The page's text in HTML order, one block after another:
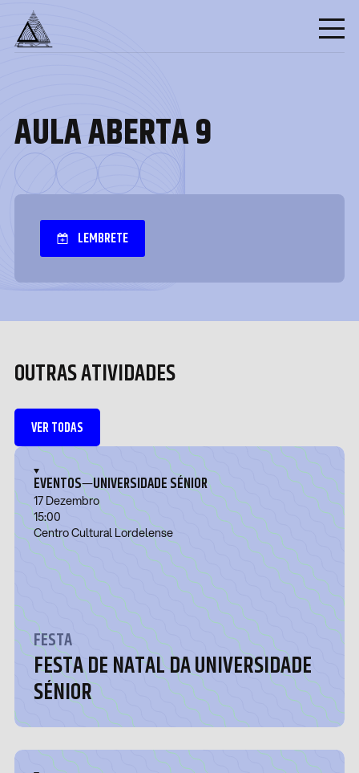
LEMBRETE
AULA ABERTA 9
OUTRAS ATIVIDADES
VER TODAS
EVENTOS—UNIVERSIDADE SÉNIOR
17 Dezembro
15:00
Centro Cultural Lordelense
FESTA
FESTA DE NATAL DA UNIVERSIDADE
SÉNIOR